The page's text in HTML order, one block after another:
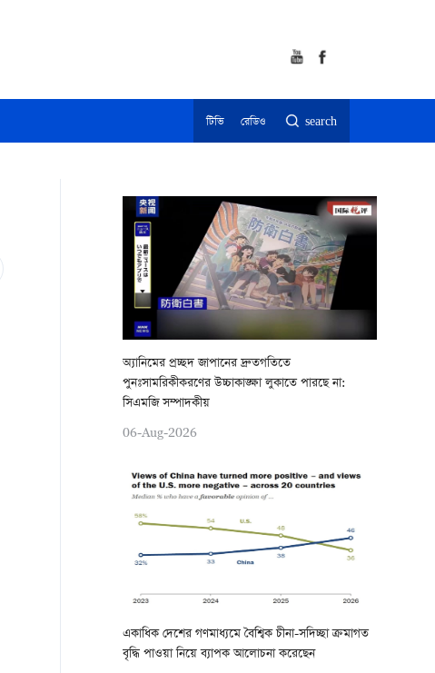
টিভি রেডিও search
অ্যানিমের প্রচ্ছদ জাপানের দ্রুতগতিতে
পুনঃসামরিকীকরণের উচ্চাকাঙ্ক্ষা লুকাতে পারছে না:
সিএমজি সম্পাদকীয়
06-Aug-2026
একাধিক দেশের গণমাধ্যমে বৈশ্বিক চীনা-সদিচ্ছা ক্রমাগত
বৃদ্ধি পাওয়া নিয়ে ব্যাপক আলোচনা করেছেন